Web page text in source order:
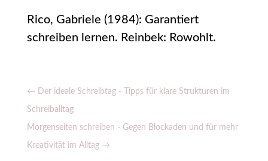
Rico, Gabriele (1984): Garantiert
schreiben lernen. Reinbek: Rowohlt.
← Der ideale Schreibtag - Tipps für klare Strukturen im
Schreiballtag
Morgenseiten schreiben - Gegen Blockaden und für mehr
Kreativität im Alltag→